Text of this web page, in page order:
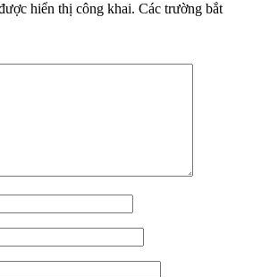
hiển thị công khai. Các trường bắt